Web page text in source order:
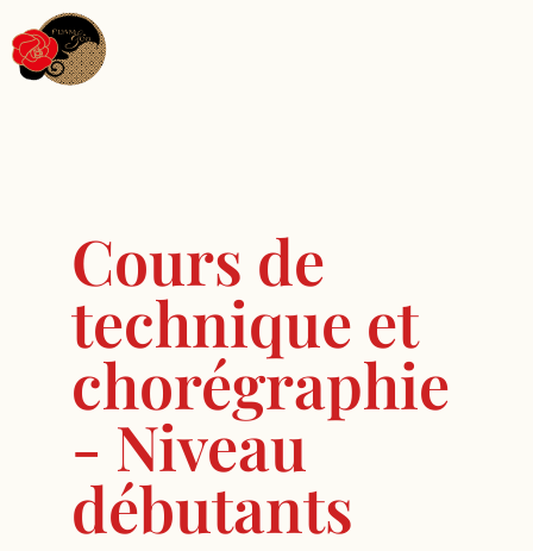
Cours de
technique et
chorégraphie
- Niveau
débutants